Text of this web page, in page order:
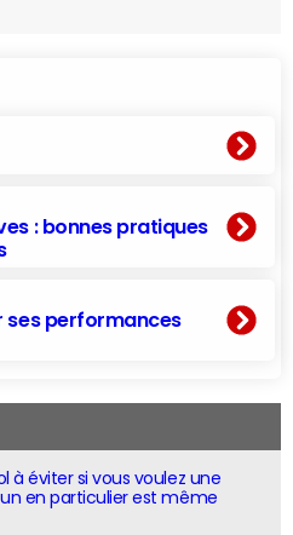
: bonnes pratiques
ses performances
à éviter si vous voulez une
en particulier est même